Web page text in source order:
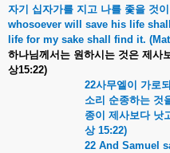
자기 십자가를 지고 나를 좇을 것
whosoever will save his life
life for my sake shall find it.
하나님께서는 원하시는 것은 제사
상15:22)
22사무엘이 가로되
소리 순종하는 것
종이 제사보다 낫
상15:22)
22 And Samuel